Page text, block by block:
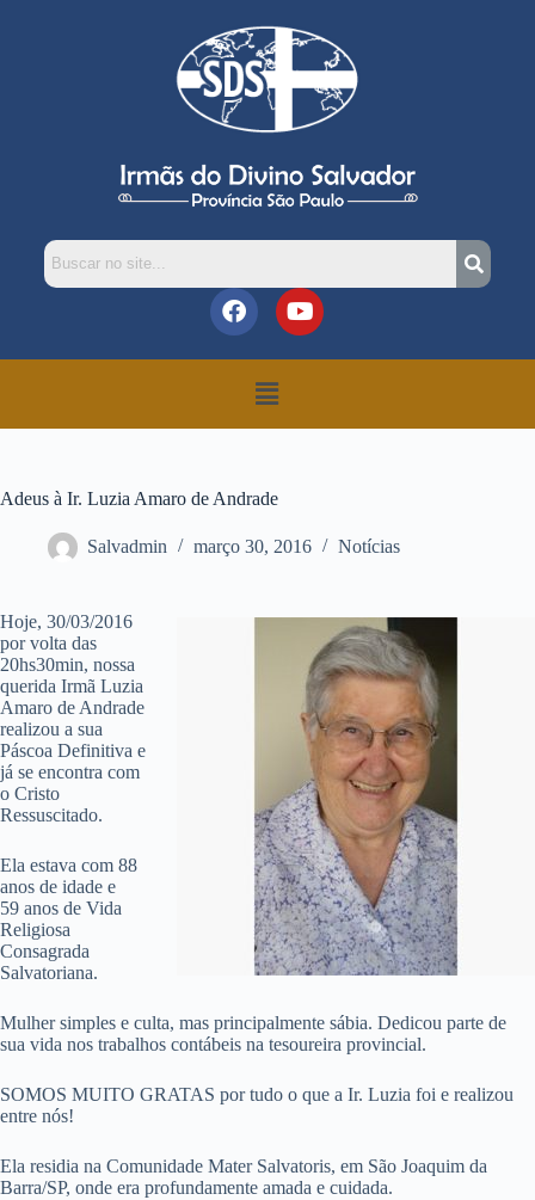
Adeus à Ir. Luzia Amaro de Andrade
Salvadmin março 30, 2016 Notícias
Hoje, 30/03/2016
por volta das
20hs30min, nossa
querida Irmã Luzia
Amaro de Andrade
realizou a sua
Páscoa Definitiva e
já se encontra com
o Cristo
Ressuscitado.
Ela estava com 88
anos de idade e
59 anos de Vida
Religiosa
Consagrada
Salvatoriana.
Mulher simples e culta, mas principalmente sábia. Dedicou parte de
sua vida nos trabalhos contábeis na tesoureira provincial.
SOMOS MUITO GRATAS por tudo o que a Ir. Luzia foi e realizou
entre nós!
Ela residia na Comunidade Mater Salvatoris, em São Joaquim da
Barra/SP, onde era profundamente amada e cuidada.